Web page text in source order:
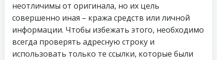
неотличимы от оригинала, но их цель
совершенно иная – кража средств или личной
информации. Чтобы избежать этого, необходимо
всегда проверять адресную строку и
использовать только те ссылки, которые были